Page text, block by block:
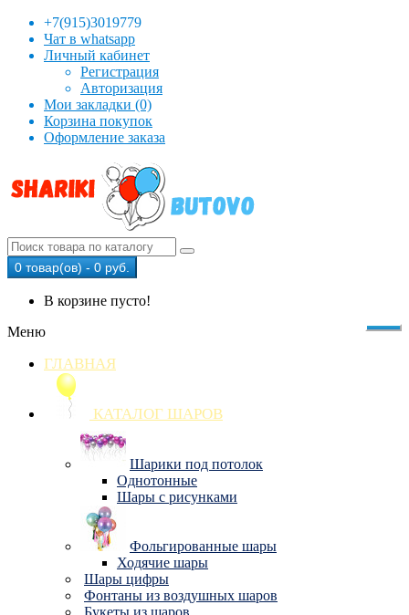
+7(915)3019779
Чат в whatsapp
Личный кабинет
Регистрация
Авторизация
Мои закладки (0)
Корзина покупок
Оформление заказа
0 товар(ов) - 0 руб.
В корзине пусто!
Меню
ГЛАВНАЯ
КАТАЛОГ ШАРОВ
Шарики под потолок
Однотонные
Шары с рисунками
Фольгированные шары
Ходячие шары
Шары цифры
Фонтаны из воздушных шаров
Букеты из шаров